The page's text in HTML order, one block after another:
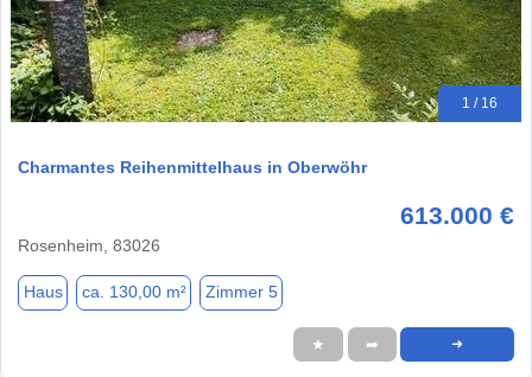
1 / 16
Charmantes Reihenmittelhaus in Oberwöhr
613.000 €
Rosenheim, 83026
Haus ca. 130,00 m² Zimmer 5
★ ➦ ➜